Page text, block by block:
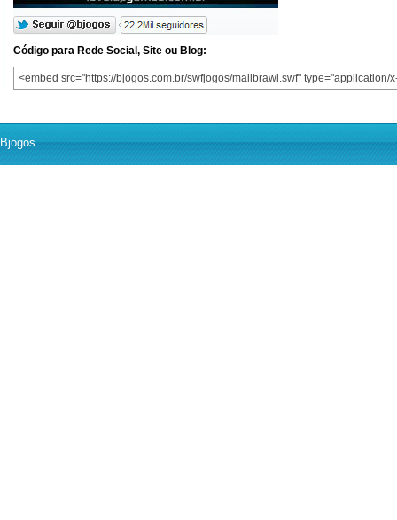
Código para Rede Social, Site ou Blog:
Bjogos